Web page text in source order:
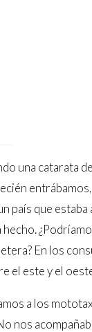
una catarata
país que estaba
En los
el este y el
a los
nos